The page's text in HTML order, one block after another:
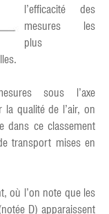
l’efficacité des
mesures les
plus
sous l’axe
la qualité de l’air, on
dans ce classement
transport mises en
où l’on note que les
D) apparaissent